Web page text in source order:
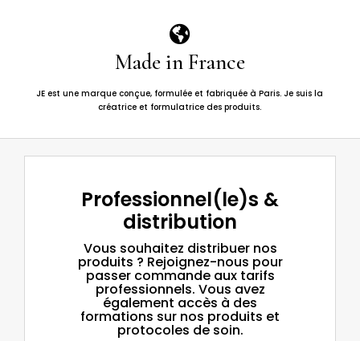

Made in France
JE est une marque conçue, formulée et fabriquée à Paris. Je suis la
créatrice et formulatrice des produits.
Professionnel(le)s &
distribution
Vous souhaitez distribuer nos
produits ? Rejoignez-nous pour
passer commande aux tarifs
professionnels. Vous avez
également accès à des
formations sur nos produits et
protocoles de soin.